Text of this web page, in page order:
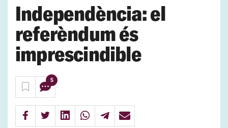
Independència: el
referèndum és
imprescindible
5